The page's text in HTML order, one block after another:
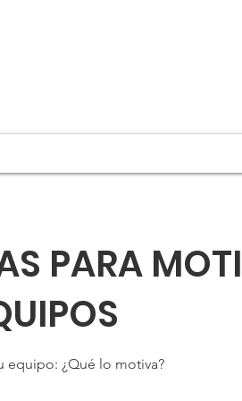
PARA
equipo: ¿Qué lo motiva?